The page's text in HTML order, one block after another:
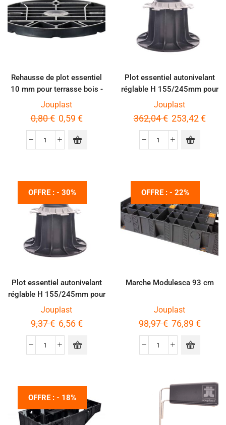
Rehausse de plot essentiel
10 mm pour terrasse bois -
Unité
Jouplast
0,80€ 0,59 €
Plot essentiel autonivelant
réglable H 155/245mm pour
dalles - Carton de 40 pièces
Jouplast
362,04€ 253,42€
OFFRE : - 30%
Plot essentiel autonivelant
réglable H 155/245mm pour
dalles - Unité
Jouplast
9,37€ 6,56€
OFFRE : - 22%
Marche Modulesca 93 cm
Jouplast
98,97€ 76,89 €
OFFRE : - 18%